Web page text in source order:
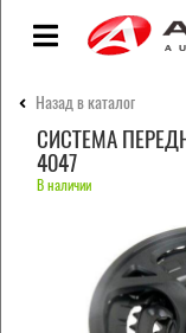
Назад в каталог
СИСТЕМА
4047
В наличии